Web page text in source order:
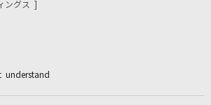
カラオケリクエスト
ングス ]
understand